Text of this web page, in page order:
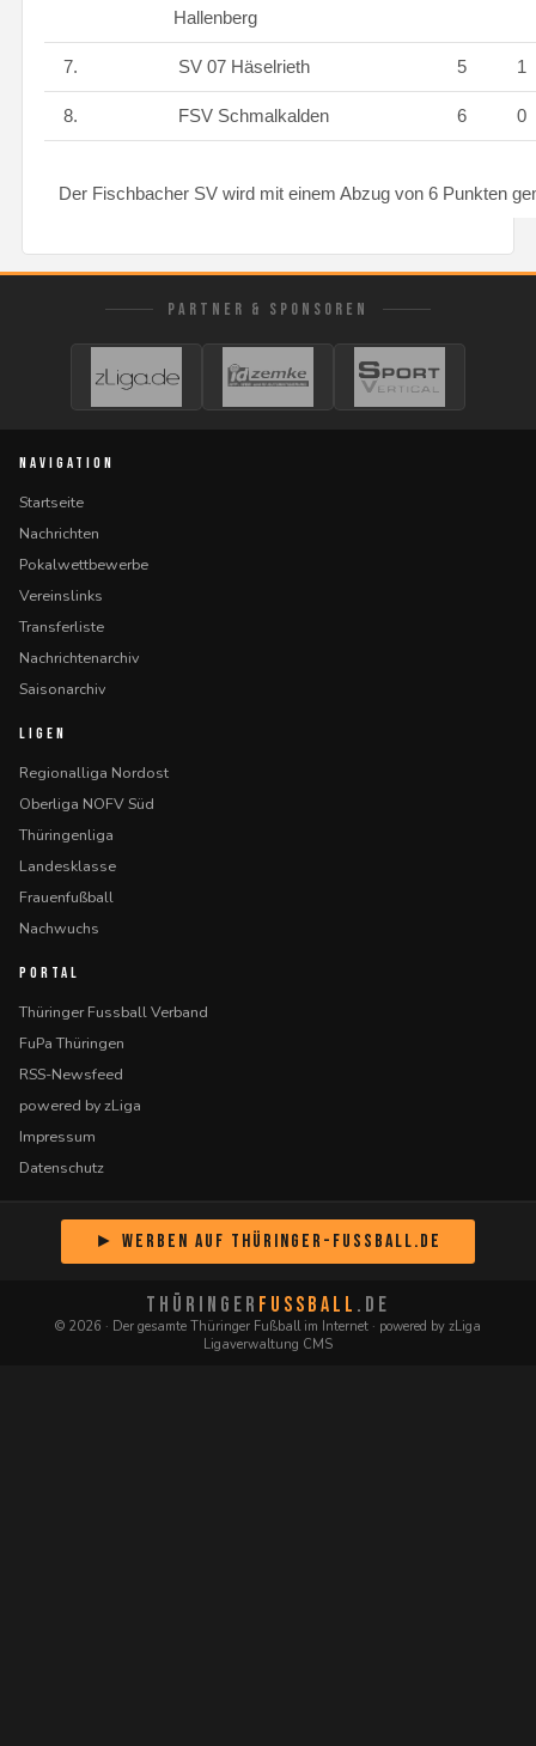
Hallenberg
7. SV 07 Häselrieth 5 1
8. FSV Schmalkalden 6 0
Der Fischbacher SV wird mit einem Abzug von 6 Punkten
PARTNER & SPONSOREN
NAVIGATION
Startseite
Nachrichten
Pokalwettbewerbe
Vereinslinks
Transferliste
Nachrichtenarchiv
Saisonarchiv
LIGEN
Regionalliga Nordost
Oberliga NOFV Süd
Thüringenliga
Landesklasse
Frauenfußball
Nachwuchs
PORTAL
Thüringer Fussball Verband
FuPa Thüringen
RSS-Newsfeed
powered by zLiga
Impressum
Datenschutz
► Werben auf Thüringer-Fussball.de
THÜRINGER FUSSBALL .DE
© 2026 · Der gesamte Thüringer Fußball im Internet · powered by zLiga
Ligaverwaltung CMS